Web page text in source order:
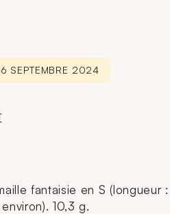
SEPTEMBRE 2024
fantaisie en S (longueur
10,3 g.